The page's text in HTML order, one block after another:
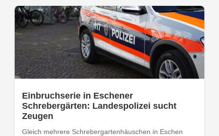
Einbruchserie in Eschener
Schrebergärten: Landespolizei sucht
Zeugen
Gleich mehrere Schrebergartenhäuschen in Eschen